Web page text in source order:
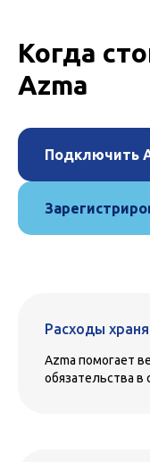
Когда
Azma
Подключить
Расходы
Azma помогает
обязательства в